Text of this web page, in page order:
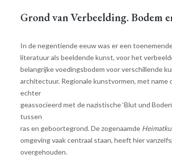
Grond van Verbeelding. Bodem
In de negentiende eeuw was er een
literatuur als beeldende kunst, voor het
belangrijke voedingsbodem voor verschillende
architectuur. Regionale kunstvormen, met
echter
geassocieerd met de nazistische ‘Blut und
tussen
ras en geboortegrond. De zogenaamde
omgeving vaak centraal staan, heeft hier
overgehouden.